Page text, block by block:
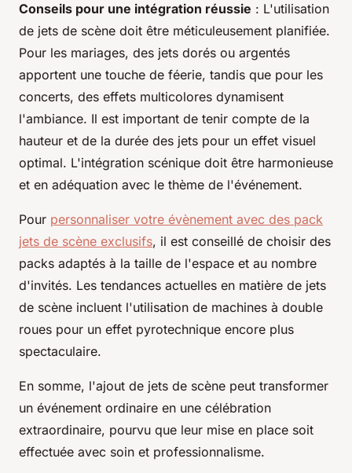
Conseils pour une intégration réussie : L'utilisation
de jets de scène doit être méticuleusement planifiée.
Pour les mariages, des jets dorés ou argentés
apportent une touche de féerie, tandis que pour les
concerts, des effets multicolores dynamisent
l'ambiance. Il est important de tenir compte de la
hauteur et de la durée des jets pour un effet visuel
optimal. L'intégration scénique doit être harmonieuse
et en adéquation avec le thème de l'événement.
Pour personnaliser votre évènement avec des pack
jets de scène exclusifs, il est conseillé de choisir des
packs adaptés à la taille de l'espace et au nombre
d'invités. Les tendances actuelles en matière de jets
de scène incluent l'utilisation de machines à double
roues pour un effet pyrotechnique encore plus
spectaculaire.
En somme, l'ajout de jets de scène peut transformer
un événement ordinaire en une célébration
extraordinaire, pourvu que leur mise en place soit
effectuée avec soin et professionnalisme.